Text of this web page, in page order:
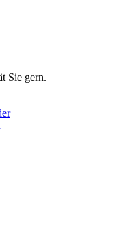
Sie gern.